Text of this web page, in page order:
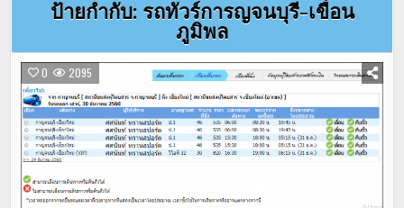
ป้ายกำกับ: รถทัวร์การญจนบุรี-เขื่อน
ภูมิพล
0 2095